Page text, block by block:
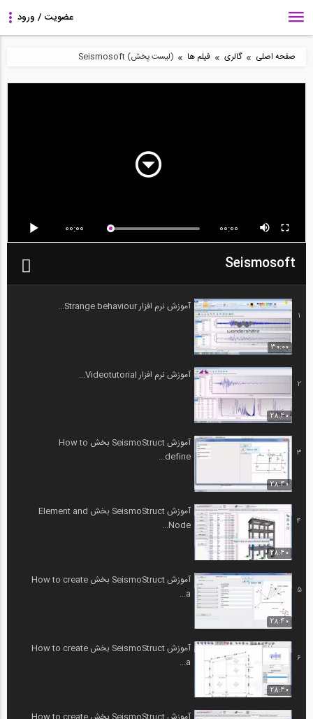
صفحه اصلی » گالری » فیلم ها » (لیست پخش) Seismosoft
00:00 00:00
Seismosoft
1
30:00
آموزش نرم افزار Strange behaviour...
2
28:40
آموزش نرم افزار Videotutorial...
3
28:40
آموزش SeismoStruct بخش How to
define...
4
28:40
آموزش SeismoStruct بخش Element and
Node...
5
28:40
آموزش SeismoStruct بخش How to create
a...
6
28:40
آموزش SeismoStruct بخش How to create
a...